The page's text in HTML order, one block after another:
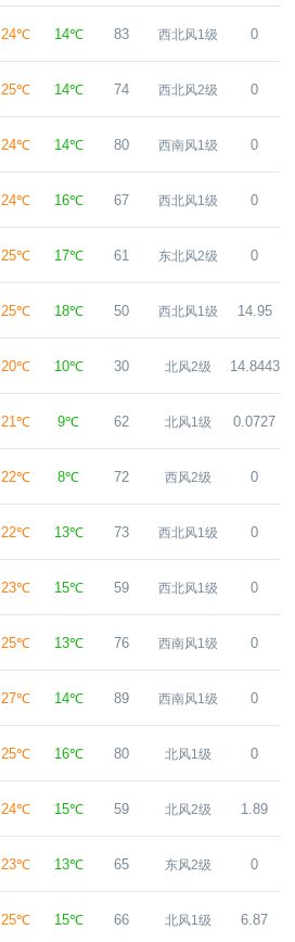
24℃ 14℃ 83 西北风1级 0
25℃ 14℃ 74 西北风2级 0
24℃ 14℃ 80 西南风1级 0
24℃ 16℃ 67 西北风1级 0
25℃ 17℃ 61 东北风2级 0
25℃ 18℃ 50 西北风1级 14.95
20℃ 10℃ 30 北风2级 14.8443
21℃ 9℃ 62 北风1级 0.0727
22℃ 8℃ 72 西风2级 0
22℃ 13℃ 73 西北风1级 0
23℃ 15℃ 59 西北风1级 0
25℃ 13℃ 76 西南风1级 0
27℃ 14℃ 89 西南风1级 0
25℃ 16℃ 80 北风1级 0
24℃ 15℃ 59 北风2级 1.89
23℃ 13℃ 65 东风2级 0
25℃ 15℃ 66 北风1级 6.87